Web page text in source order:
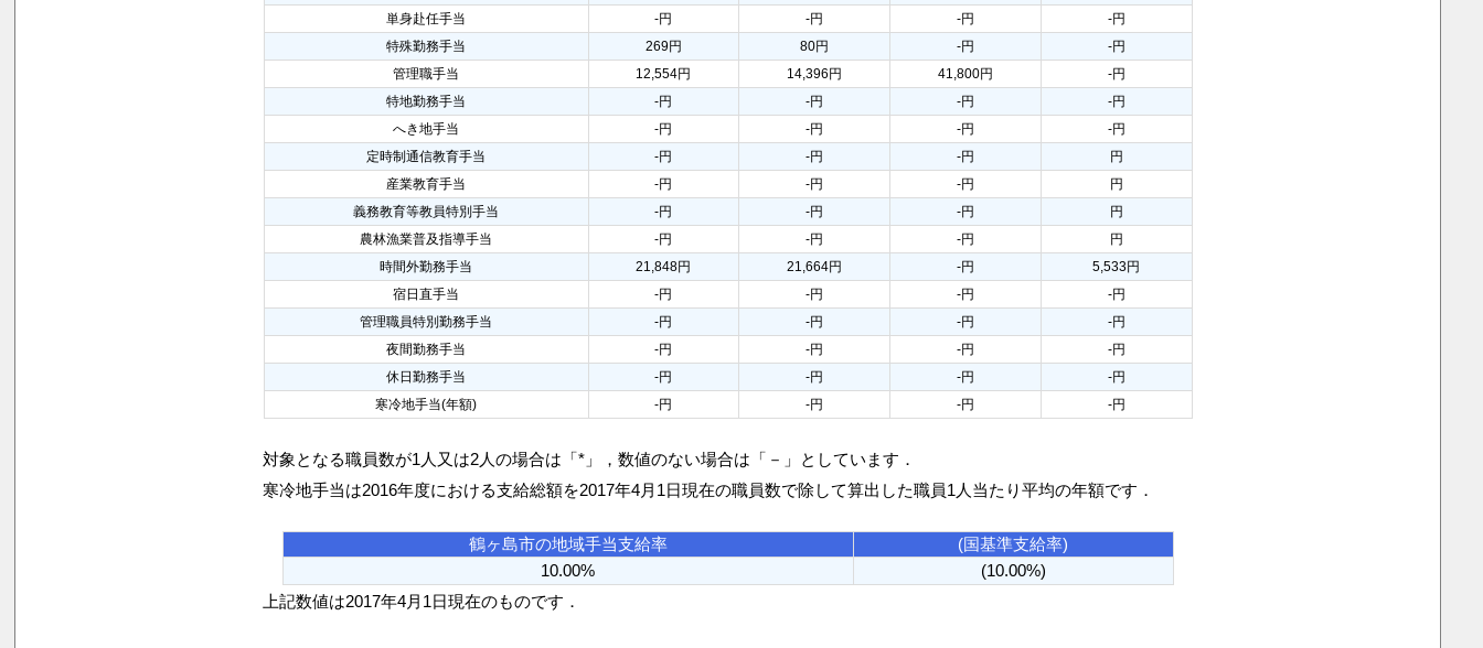
単身赴任手当
-円 -円 -円
-円
特殊勤務手当
269円 80円 -円
-円
管理職手当
12,554円 14,396円 41,800円
-円
特地勤務手当
-円 -円 -円
-円
へき地手当
-円 -円 -円
-円
定時制通信教育手当
-円 -円 -円
円
産業教育手当
-円 -円 -円
円
義務教育等教員特別手当
-円 -円 -円
円
農林漁業普及指導手当
-円 -円 -円
円
時間外勤務手当
21,848円 21,664円 -円
5,533円
宿日直手当
-円 -円 -円
-円
管理職員特別勤務手当
-円 -円 -円
-円
夜間勤務手当
-円 -円 -円
-円
休日勤務手当
-円 -円 -円
-円
寒冷地手当(年額)
-円 -円 -円 -円
対象となる職員数が1人又は2人の場合は「*」，数値のない場合は「－」としています．
寒冷地手当は2016年度における支給総額を2017年4月1日現在の職員数で除して算出した職員1人当たり平均の年額です．
鶴ヶ島市の地域手当支給率
(国基準支給率)
10.00%
(10.00%)
上記数値は2017年4月1日現在のものです．